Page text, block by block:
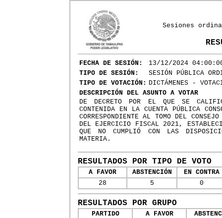
Sesiones
FECHA DE SESIÓN:
13/12/2024
TIPO DE SESIÓN:
SESIÓN PÚBLICA
TIPO DE VOTACIÓN: DICTÁMENES -
DESCRIPCIÓN DEL ASUNTO A VOTAR
DE DECRETO POR EL QUE SE
CONTENIDA EN LA CUENTA PÚBLICA
CORRESPONDIENTE AL TOMO DEL
DEL EJERCICIO FISCAL 2021,
QUE NO CUMPLIÓ CON LAS
MATERIA.
RESULTADOS POR TIPO DE VOTO
A FAVOR ABSTENCIÓN
EN CONTRA
28
5 0
RESULTADOS POR GRUPO
PARTIDO A FAVOR